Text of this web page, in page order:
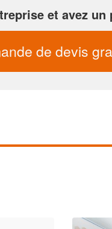
et avez
de devis